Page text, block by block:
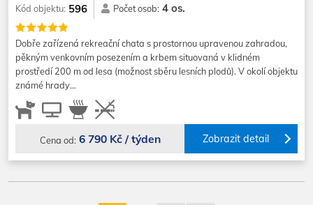
Kód objektu: 596 Počet osob: 4 os.
Dobře zařízená rekreační chata s prostornou upravenou zahradou,
pěkným venkovním posezením a krbem situovaná v klidném
prostředí 200 m od lesa (možnost sběru lesních plodů). V okolí objektu
známé hrady…
Cena od: 6 790 Kč / týden Zobrazit detail